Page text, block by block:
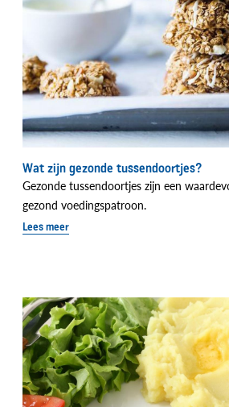
Wat zijn gezonde tussendoortjes?
Gezonde tussendoortjes zijn een
gezond voedingspatroon.
Lees meer